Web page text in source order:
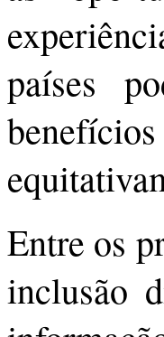
países
Entre os
inclusão